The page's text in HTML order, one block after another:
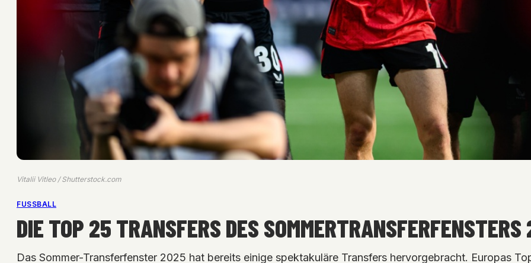
Vitalii Vitleo / Shutterstock.com
FUSSBALL
DIE TOP 25 TRANSFERS DES
Das Sommer-Transferfenster 2025 hat bereits einige spektakuläre Transfers hervorgebracht. Europas